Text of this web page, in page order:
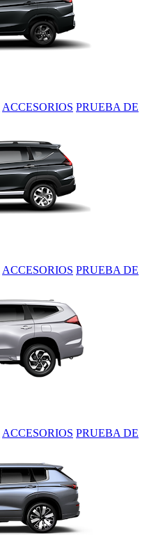
ACCESORIOS PRUEBA DE
ACCESORIOS PRUEBA DE
ACCESORIOS PRUEBA DE